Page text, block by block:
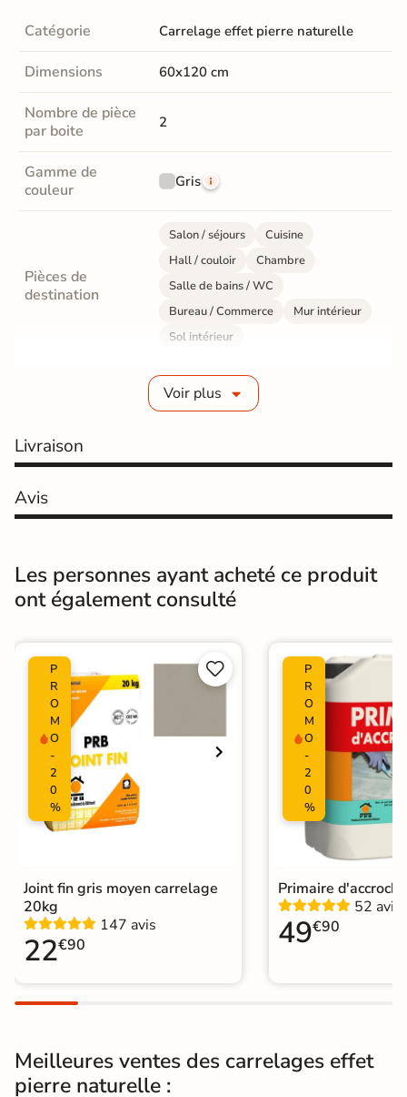
Catégorie Carrelage effet pierre naturelle
Dimensions 60x120 cm
Nombre de pièce
par boite
2
Gamme de
couleur
Gris
Pièces de
destination
Salon / séjours
Cuisine
Hall / couloir
Chambre
Salle de bains / WC
Bureau / Commerce
Mur intérieur
Sol intérieur
Grès cérame émaillé
Résistance à
Gr4 - Très résistant
Masse colorée Oui
rectifié
Finition Mate
Surface Lisse
Nombres de
tampons
Résistant au Gel
Pièce humides
Plancher
Conditionnement Boite
Choix
Normes Certification CE
Voir plus
Livraison
Avis
Les personnes ayant acheté ce produit
ont également consulté
P
R
O
M
O
-
2
0
%


Joint fin gris moyen carrelage
20kg
147 avis
22€90
P
R
O
M
O
-
2
0
%
Primaire
52 avis
49€90
Meilleures ventes des carrelages effet
pierre naturelle :